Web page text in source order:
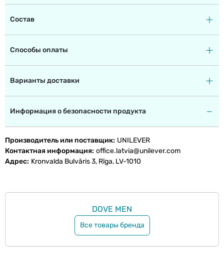
Состав
Способы оплаты
Варианты доставки
Информация о безопасности продукта
Производитель или поставщик UNILEVER
Контактная информация office.latvia@unilever.com
Адрес Kronvalda Bulvāris 3, Rīga, LV-1010
DOVE MEN
Все товары бренда